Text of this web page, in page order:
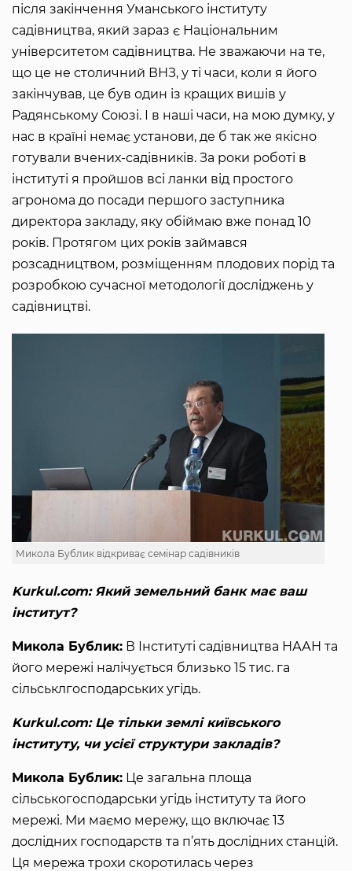
після закінчення Уманського інституту
садівництва, який зараз є Національним
університетом садівництва. Не зважаючи на те,
що це не столичний ВНЗ, у ті часи, коли я його
закінчував, це був один із кращих вишів у
Радянському Союзі. І в наші часи, на мою думку, у
нас в країні немає установи, де б так же якісно
готували вчених-садівників. За роки роботі в
інституті я пройшов всі ланки від простого
агронома до посади першого заступника
директора закладу, яку обіймаю вже понад 10
років. Протягом цих років займався
розсадництвом, розміщенням плодових порід та
розробкою сучасної методології досліджень у
садівництві.
Микола Бублик відкриває семінар садівників
Kurkul.com: Який земельний банк має ваш
інститут?
Микола Бублик: В Інституті садівництва НААН та
його мережі налічується близько 15 тис. га
сільськлгосподарських угідь.
Kurkul.com: Це тільки землі київського
інституту, чи усієї структури закладів?
Микола Бублик: Це загальна площа
сільськогосподарськи угідь інституту та його
мережі. Ми маємо мережу, що включає 13
дослідних господарств та п’ять дослідних станцій.
Ця мережа трохи скоротилась через